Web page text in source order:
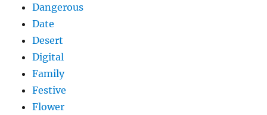
Dangerous
Date
Desert
Digital
Family
Festive
Flower